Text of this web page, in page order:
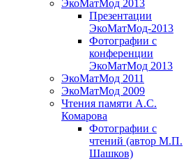
ЭкоМатМод 2013
Презентации
ЭкоМатМод-2013
Фотографии с
конференции
ЭкоМатМод 2013
ЭкоМатМод 2011
ЭкоМатМод 2009
Чтения памяти А.С.
Комарова
Фотографии с
чтений (автор М.П.
Шашков)